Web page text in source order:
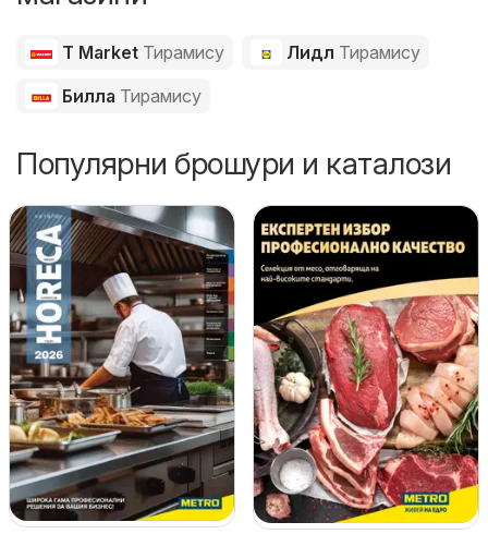
T Market Тирамису Лидл Тирамису
Билла Тирамису
Популярни брошури и каталози